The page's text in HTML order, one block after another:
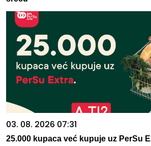
03. 08. 2026 07:31
25.000 kupaca već kupuje uz PerSu